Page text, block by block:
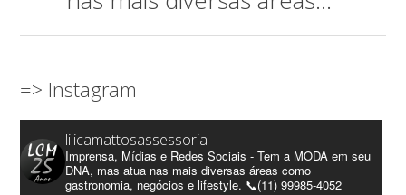
=> Instagram
lilicamattosassessoria
Imprensa, Mídias e Redes Sociais - Tem a MODA em seu
DNA, mas atua nas mais diversas áreas como
gastronomia, negócios e lifestyle. 📞(11) 99985-4052